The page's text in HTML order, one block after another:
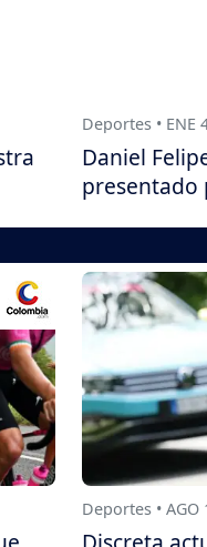
Deportes • ENE
Daniel
presentado
Deportes • AGO